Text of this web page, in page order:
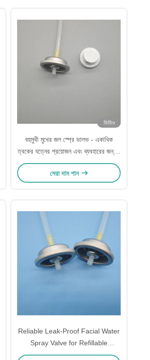
ভিডিও
বহুমুখী মুখের জল স্প্রে ভালভ - একাধিক
ত্বকের যত্নের প্রয়োজন এবং ব্যবহারের জন্য -
স্পেসিফিকেশনঃ ইউনিভার্সাল ফিট
সেরা দাম পান
Reliable Leak-Proof Facial Water
Spray Valve for Refillable
Cosmetic Bottles and Sustainable